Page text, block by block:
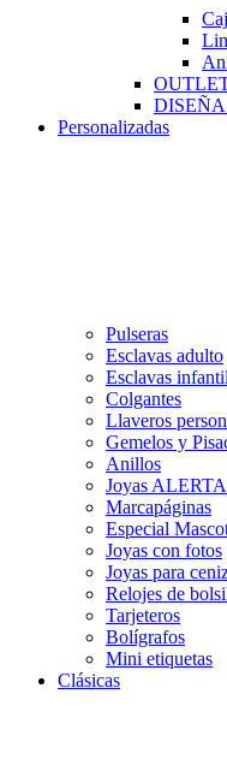
Personalizadas
Pulseras
Esclavas adulto
Esclavas
Colgantes
Llaveros
Gemelos y
Anillos
Joyas
Marcapáginas
Especial
Joyas con fotos
Joyas para
Relojes de
Tarjeteros
Bolígrafos
Mini etiquetas
Clásicas